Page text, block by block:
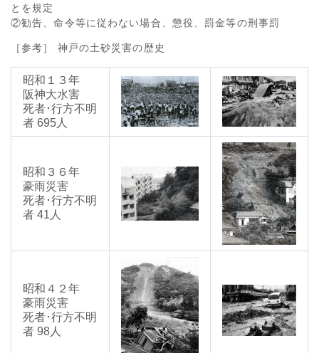
とを規定
②勧告、命令等に従わない場合、懲役、罰金等の刑事罰
［参考］ 神戸の土砂災害の歴史
昭和１３年
阪神大水害
死者･行方不明
者 695人
昭和３６年
豪雨災害
死者･行方不明
者 41人
昭和４２年
豪雨災害
死者･行方不明
者 98人